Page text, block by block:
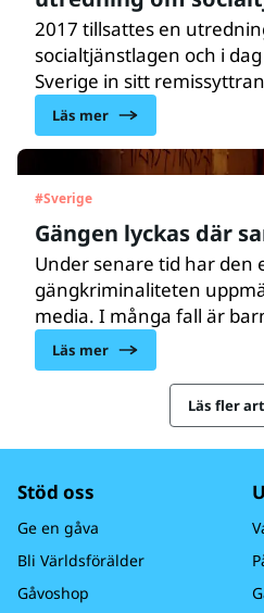
2017 tillsattes en
socialtjänstlagen och i
Sverige in sitt
besviket att utredningen
fram. Bland annat saknas
delaktighet, och
lagen ska tillämpas.
Läs mer
#Sverige
Gängen lyckas där
Under senare tid har den
gängkriminaliteten
media. I många fall är
brottsoffer. En djupt
minst för ett land med
förutsättningar att stävja
särskild debatt rum i
mot den bakgrunden vill
Läs mer
Läs fler
Stöd oss
Ge en gåva
Bli Världsförälder
Gåvoshop